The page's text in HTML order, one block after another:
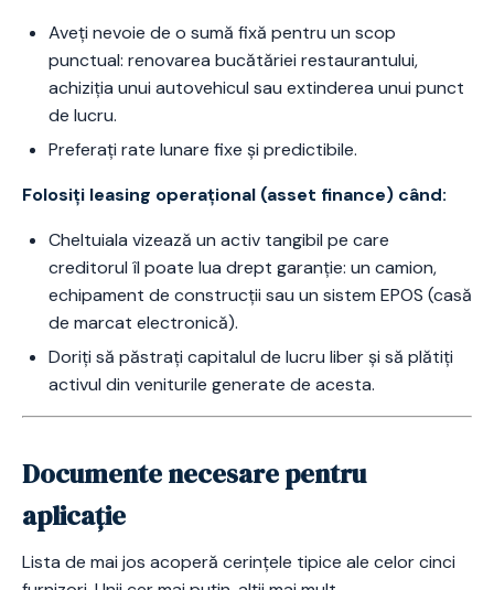
Aveți nevoie de o sumă fixă pentru un scop
punctual: renovarea bucătăriei restaurantului,
achiziția unui autovehicul sau extinderea unui punct
de lucru.
Preferați rate lunare fixe și predictibile.
Folosiți leasing operațional (asset finance) când:
Cheltuiala vizează un activ tangibil pe care
creditorul îl poate lua drept garanție: un camion,
echipament de construcții sau un sistem EPOS (casă
de marcat electronică).
Doriți să păstrați capitalul de lucru liber și să plătiți
activul din veniturile generate de acesta.
Documente necesare pentru
aplicație
Lista de mai jos acoperă cerințele tipice ale celor cinci